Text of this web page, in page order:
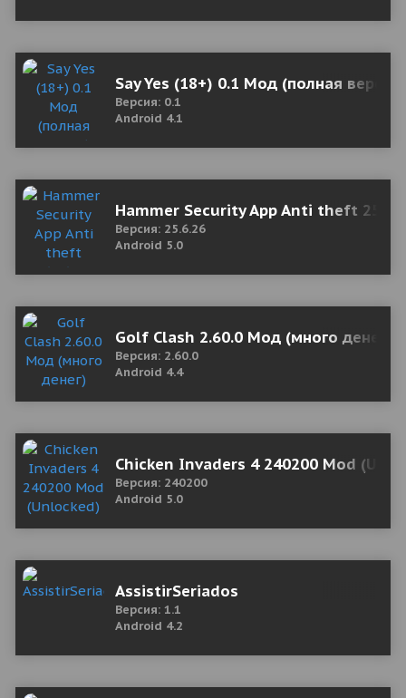
Say Yes (18+) 0.1 Мод (полная
Версия: 0.1
Android 4.1
Hammer Security App Anti theft
Версия: 25.6.26
Android 5.0
Golf Clash 2.60.0 Мод (много денег)
Версия: 2.60.0
Android 4.4
Chicken Invaders 4 240200 Mod
Версия: 240200
Android 5.0
AssistirSeriados
Версия: 1.1
Android 4.2